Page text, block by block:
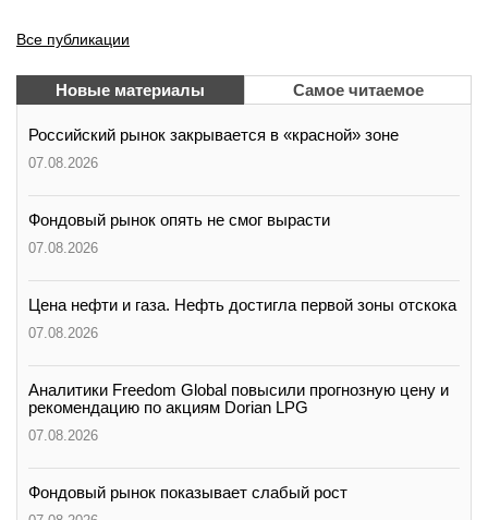
Все публикации
Новые материалы Самое читаемое
Российский рынок закрывается в «красной» зоне
07.08.2026
Фондовый рынок опять не смог вырасти
07.08.2026
Цена нефти и газа. Нефть достигла первой зоны отскока
07.08.2026
Аналитики Freedom Global повысили прогнозную цену и
рекомендацию по акциям Dorian LPG
07.08.2026
Фондовый рынок показывает слабый рост